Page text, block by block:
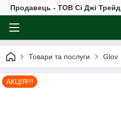
Продавець - ТОВ Сі Джі Трейд
Товари та послуги Glov
АКЦІЯ!!!